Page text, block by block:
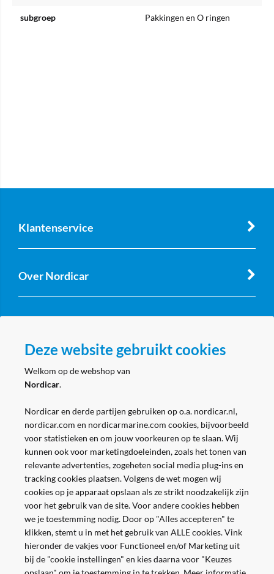
subgroep Pakkingen en O ringen
Klantenservice
Over Nordicar
Volg ons
Deze website gebruikt cookies
Welkom op de webshop van
Nordicar.
Nordicar en derde partijen gebruiken op o.a. nordicar.nl,
nordicar.com en nordicarmarine.com cookies, bijvoorbeeld
voor statistieken en om jouw voorkeuren op te slaan. Wij
kunnen ook voor marketingdoeleinden, zoals het tonen van
relevante advertenties, zogeheten social media plug-ins en
tracking cookies plaatsen. Volgens de wet mogen wij
cookies op je apparaat opslaan als ze strikt noodzakelijk zijn
voor het gebruik van de site. Voor andere cookies hebben
we je toestemming nodig. Door op "Alles accepteren" te
klikken, stemt u in met het gebruik van ALLE cookies. Vink
hieronder de vakjes voor Functioneel en/of Marketing uit
bij de "cookie instellingen" en kies daarna voor "Keuzes